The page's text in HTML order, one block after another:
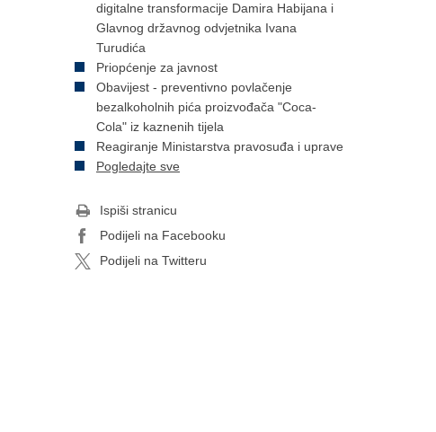
digitalne transformacije Damira Habijana i
Glavnog državnog odvjetnika Ivana
Turudića
Priopćenje za javnost
Obavijest - preventivno povlačenje
bezalkoholnih pića proizvođača "Coca-
Cola" iz kaznenih tijela
Reagiranje Ministarstva pravosuđa i uprave
Pogledajte sve
Ispiši stranicu
Podijeli na Facebooku
Podijeli na Twitteru